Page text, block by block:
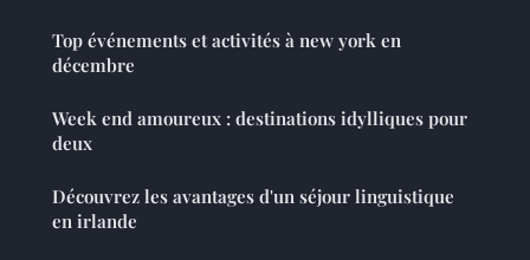
Top événements et activités à new york en
décembre
Week end amoureux : destinations idylliques pour
deux
Découvrez les avantages d'un séjour linguistique
en irlande